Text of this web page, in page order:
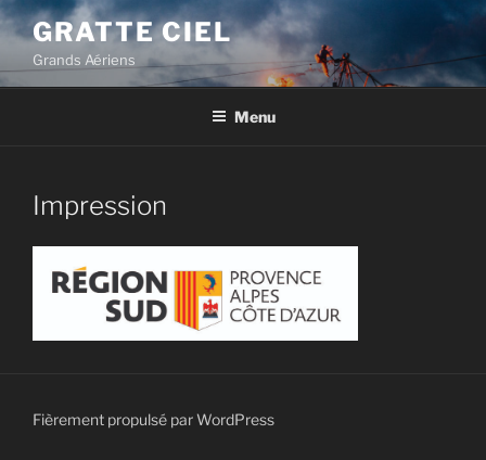
Aller
au
contenu
principal
GRATTE CIEL
Grands Aériens
Menu
Impression
Fièrement propulsé par WordPress